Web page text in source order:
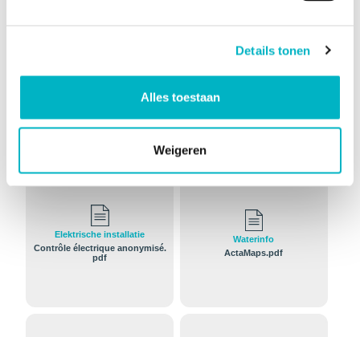
Details tonen
Alles toestaan
Weigeren
erfgoed
Elektrische installatie
Contrôle électrique anonymisé.
pdf
Waterinfo
ActaMaps.pdf